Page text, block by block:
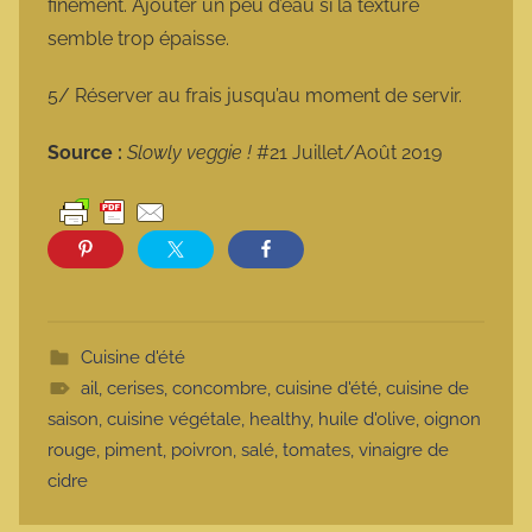
finement. Ajouter un peu d’eau si la texture
semble trop épaisse.
5/ Réserver au frais jusqu’au moment de servir.
Source : Slowly veggie ! #21 Juillet/Août 2019
Cuisine d'été
ail, cerises, concombre, cuisine d'été, cuisine de
saison, cuisine végétale, healthy, huile d'olive, oignon
rouge, piment, poivron, salé, tomates, vinaigre de
cidre